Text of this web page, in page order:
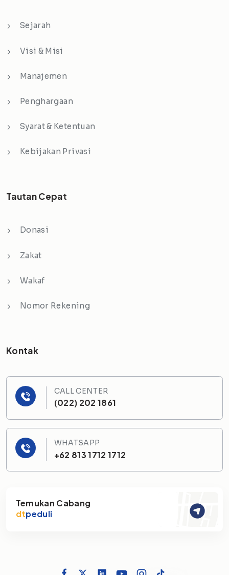
Sejarah
Visi & Misi
Manajemen
Penghargaan
Syarat & Ketentuan
Kebijakan Privasi
Tautan Cepat
Donasi
Zakat
Wakaf
Nomor Rekening
Kontak
CALL CENTER
(022) 202 1861
WHATSAPP
+62 813 1712 1712
Temukan Cabang
dtpeduli